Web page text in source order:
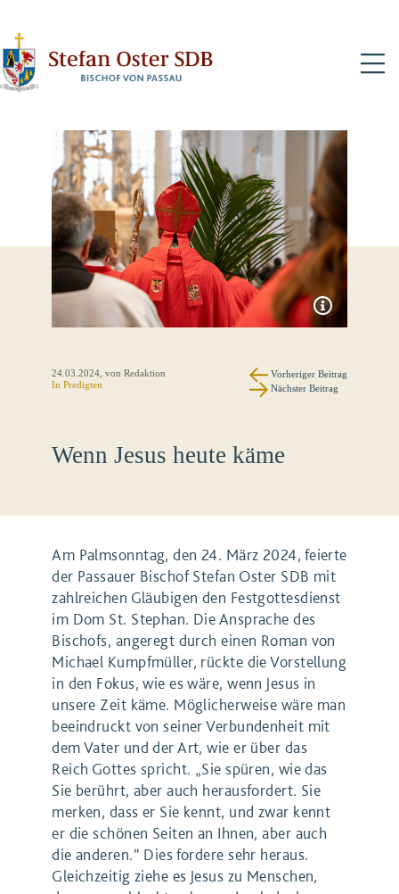
24.03.2024 , von Redaktion
InPredigten
Vorheriger Beitrag
Nächster Beitrag
Wenn Jesus heute käme
Am Palmsonntag, den 24. März 2024, feierte
der Passauer Bischof Stefan Oster SDB mit
zahlreichen Gläubigen den Festgottesdienst
im Dom St. Stephan. Die Ansprache des
Bischofs, angeregt durch einen Roman von
Michael Kumpfmüller, rückte die Vorstellung
in den Fokus, wie es wäre, wenn Jesus in
unsere Zeit käme. Möglicherweise wäre man
beeindruckt von seiner Verbundenheit mit
dem Vater und der Art, wie er über das
Reich Gottes spricht. „Sie spüren, wie das
Sie berührt, aber auch herausfordert. Sie
merken, dass er Sie kennt, und zwar kennt
er die schönen Seiten an Ihnen, aber auch
die anderen.“ Dies fordere sehr heraus.
Gleichzeitig ziehe es Jesus zu Menschen,